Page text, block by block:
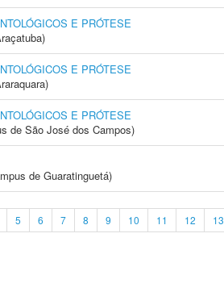
E PRÓTESE
E PRÓTESE
E PRÓTESE
de São José dos Campos)
de Guaratinguetá)
5 6 7 8 9 10 11 12 13